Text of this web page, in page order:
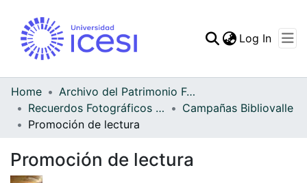
Statistics
Log In
Home
Archivo del Patrimonio Fotográfico y Fílmico del Valle del Cauca
Recuerdos Fotográficos Vallecaucanos
Campañas Bibliovalle
Promoción de lectura
Promoción de lectura